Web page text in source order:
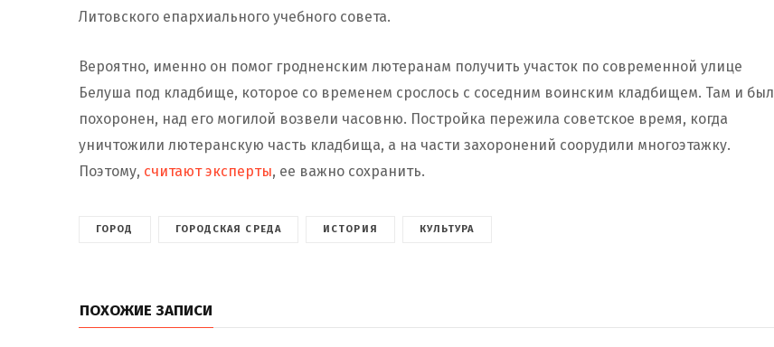
Литовского епархиального учебного совета.
Вероятно, именно он помог гродненским лютеранам получить участок по современной улице
Белуша под кладбище, которое со временем срослось с соседним воинским кладбищем. Там и был
похоронен, над его могилой возвели часовню. Постройка пережила советское время, когда
уничтожили лютеранскую часть кладбища, а на части захоронений соорудили многоэтажку.
Поэтому, считают эксперты, ее важно сохранить.
ГОРОД ГОРОДСКАЯ СРЕДА ИСТОРИЯ КУЛЬТУРА
ПОХОЖИЕ ЗАПИСИ